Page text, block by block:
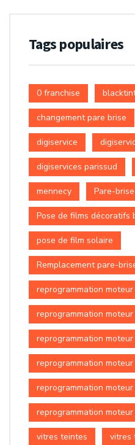
Tags populaires
0 franchise
changement pare brise
digiservice
digiservices parissud
mennecy Pare-
Pose de films décoratifs
pose de film solaire
Remplacement pare-
reprogrammation moteur
reprogrammation
reprogrammation
reprogrammation
reprogrammation
reprogrammation
vitres teintes vitres